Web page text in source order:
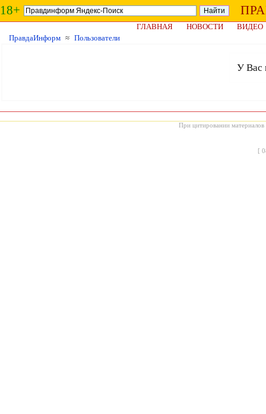
18+
ГЛАВНАЯ НОВОСТИ
ВИДЕО
ПравдаИнформ ≈ Пользователи
У Вас
При цитировании материалов
[